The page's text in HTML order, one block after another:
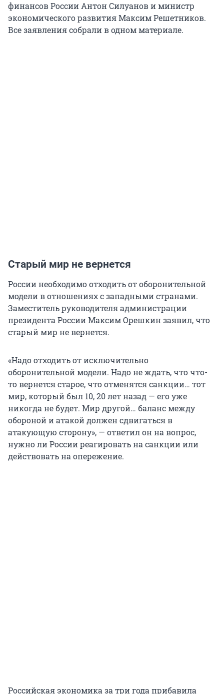
финансов России Антон Силуанов и министр
экономического развития Максим Решетников.
Все заявления собрали в одном материале.
Старый мир не вернется
России необходимо отходить от оборонительной
модели в отношениях с западными странами.
Заместитель руководителя администрации
президента России Максим Орешкин заявил, что
старый мир не вернется.
«Надо отходить от исключительно
оборонительной модели. Надо не ждать, что что-
то вернется старое, что отменятся санкции… тот
мир, который был 10, 20 лет назад — его уже
никогда не будет. Мир другой… баланс между
обороной и атакой должен сдвигаться в
атакующую сторону», — ответил он на вопрос,
нужно ли России реагировать на санкции или
действовать на опережение.
Российская экономика за три года прибавила